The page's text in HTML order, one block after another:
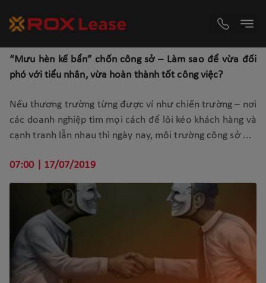
“Mưu hèn kế bẩn” chốn công sở – Làm sao để vừa đối
phó với tiểu nhân, vừa hoàn thành tốt công việc?
Nếu thương trường từng được ví như chiến trường – nơi
các doanh nghiệp tìm mọi cách để lôi kéo khách hàng và
cạnh tranh lẫn nhau thì ngày nay, môi trường công sở ...
07:00 | 17/07/2019